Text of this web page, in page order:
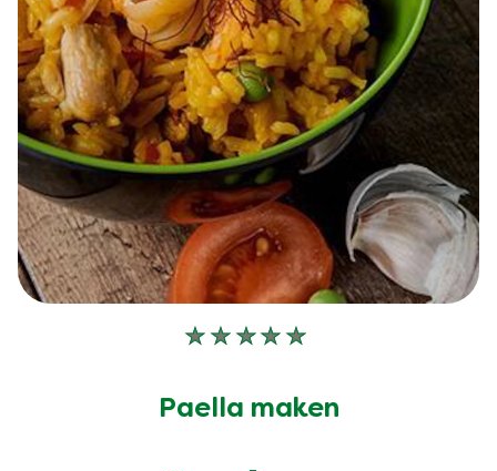
Geen
ingediend
Paella maken